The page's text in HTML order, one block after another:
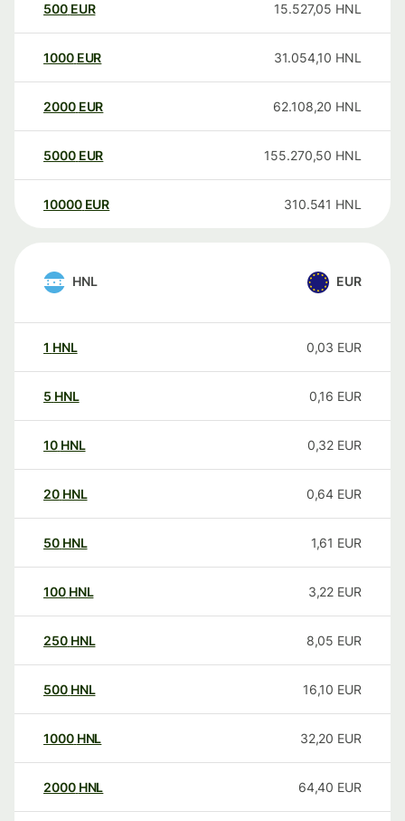
500 EUR 15.527,05 HNL
1000 EUR 31.054,10 HNL
2000 EUR 62.108,20 HNL
5000 EUR 155.270,50 HNL
10000 EUR 310.541 HNL
HNL EUR
1 HNL 0,03 EUR
5 HNL 0,16 EUR
10 HNL 0,32 EUR
20 HNL 0,64 EUR
50 HNL 1,61 EUR
100 HNL 3,22 EUR
250 HNL 8,05 EUR
500 HNL 16,10 EUR
1000 HNL 32,20 EUR
2000 HNL 64,40 EUR